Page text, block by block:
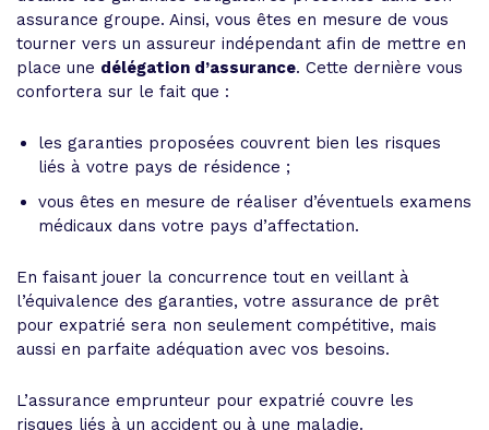
assurance groupe. Ainsi, vous êtes en mesure de vous
tourner vers un assureur indépendant afin de mettre en
place une délégation d’assurance. Cette dernière vous
confortera sur le fait que :
les garanties proposées couvrent bien les risques
liés à votre pays de résidence ;
vous êtes en mesure de réaliser d’éventuels examens
médicaux dans votre pays d’affectation.
En faisant jouer la concurrence tout en veillant à
l’équivalence des garanties, votre assurance de prêt
pour expatrié sera non seulement compétitive, mais
aussi en parfaite adéquation avec vos besoins.
L’assurance emprunteur pour expatrié couvre les
risques liés à un accident ou à une maladie.